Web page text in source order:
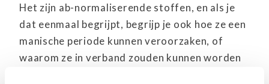
Het zijn ab-normaliserende stoffen, en als je
dat eenmaal begrijpt, begrijp je ook hoe ze een
manische periode kunnen veroorzaken, of
waarom ze in verband zouden kunnen worden